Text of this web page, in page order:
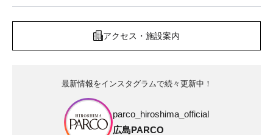
アクセス・施設案内
最新情報をインスタグラムで続々更新中！
parco_hiroshima_official
広島PARCO